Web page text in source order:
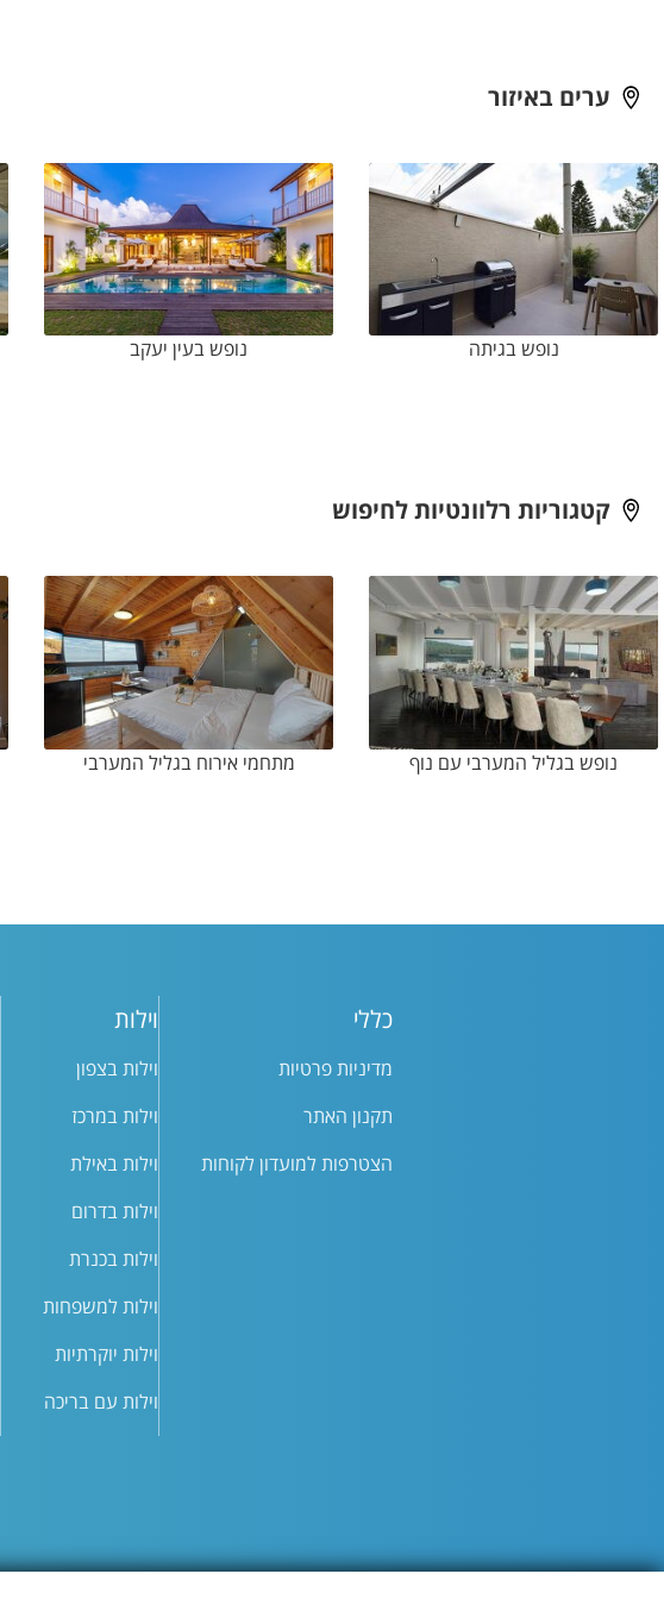
ערים באיזור
נופש בגיתה נופש בעין יעקב
קטגוריות רלוונטיות לחיפוש
נופש בגליל המערבי עם נוף מתחמי אירוח בגליל המערבי
כללי
מדיניות פרטיות
תקנון האתר
הצטרפות למועדון לקוחות
וילות
וילות בצפון
וילות במרכז
וילות באילת
וילות בדרום
וילות בכנרת
וילות למשפחות
וילות יוקרתיות
וילות עם בריכה